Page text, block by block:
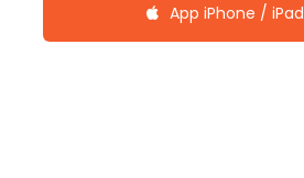
App iPhone / iPad